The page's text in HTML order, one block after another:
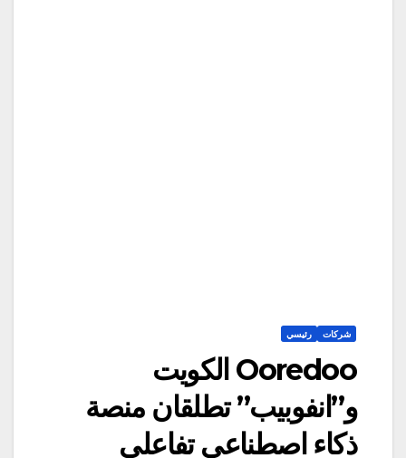
شركات رئيسي
Ooredoo الكويت
و”انفوبيب” تطلقان منصة
ذكاء اصطناعي تفاعلي